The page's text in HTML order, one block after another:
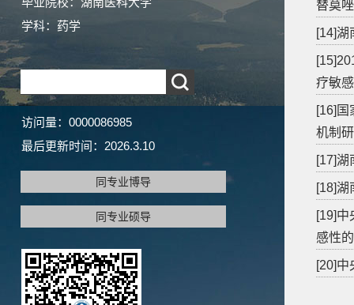
学科：药学
访问量： 0000086985
最后更新时间： 2026.3.10
同专业博导
同专业硕导
替莫
[14]湖
疗敏
[16]国
机制
[17]湖
[18]湖
[19]中
感性
[20]中